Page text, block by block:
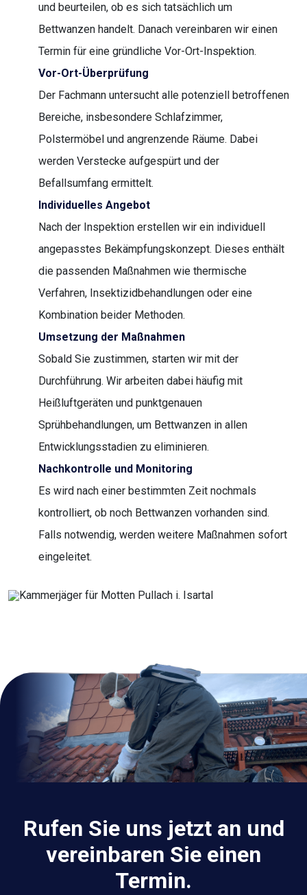
und beurteilen, ob es sich tatsächlich um
Bettwanzen handelt. Danach vereinbaren wir einen
Termin für eine gründliche Vor-Ort-Inspektion.
Vor-Ort-Überprüfung
Der Fachmann untersucht alle potenziell betroffenen
Bereiche, insbesondere Schlafzimmer,
Polstermöbel und angrenzende Räume. Dabei
werden Verstecke aufgespürt und der
Befallsumfang ermittelt.
Individuelles Angebot
Nach der Inspektion erstellen wir ein individuell
angepasstes Bekämpfungskonzept. Dieses enthält
die passenden Maßnahmen wie thermische
Verfahren, Insektizidbehandlungen oder eine
Kombination beider Methoden.
Umsetzung der Maßnahmen
Sobald Sie zustimmen, starten wir mit der
Durchführung. Wir arbeiten dabei häufig mit
Heißluftgeräten und punktgenauen
Sprühbehandlungen, um Bettwanzen in allen
Entwicklungsstadien zu eliminieren.
Nachkontrolle und Monitoring
Es wird nach einer bestimmten Zeit nochmals
kontrolliert, ob noch Bettwanzen vorhanden sind.
Falls notwendig, werden weitere Maßnahmen sofort
eingeleitet.
Rufen Sie uns jetzt an und
vereinbaren Sie einen
Termin.